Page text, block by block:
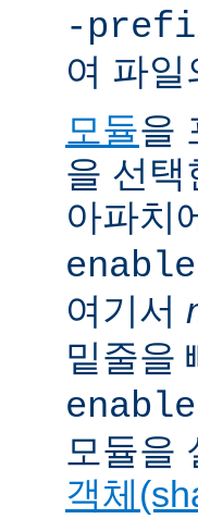
-
여 파
모듈을
을 선택
아파치
여기서
밑줄을
모듈을
객체